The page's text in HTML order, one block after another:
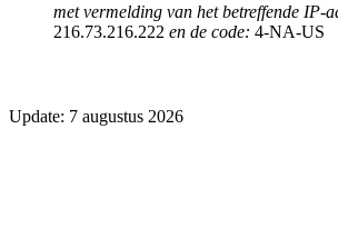
met vermelding van het betreffende IP-
216.73.216.222 en de code: 4-NA-US
Update: 7 augustus 2026